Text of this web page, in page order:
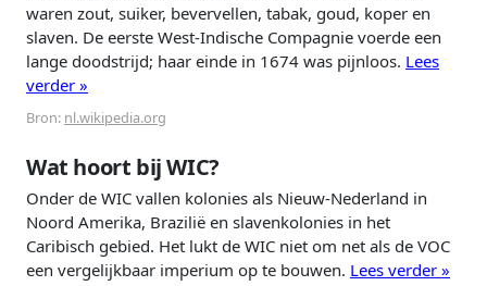
waren zout, suiker, bevervellen, tabak, goud, koper en
slaven. De eerste West-Indische Compagnie voerde een
lange doodstrijd; haar einde in 1674 was pijnloos. Lees
verder »
Bron: nl.wikipedia.org
Wat hoort bij WIC?
Onder de WIC vallen kolonies als Nieuw-Nederland in
Noord Amerika, Brazilië en slavenkolonies in het
Caribisch gebied. Het lukt de WIC niet om net als de VOC
een vergelijkbaar imperium op te bouwen. Lees verder »